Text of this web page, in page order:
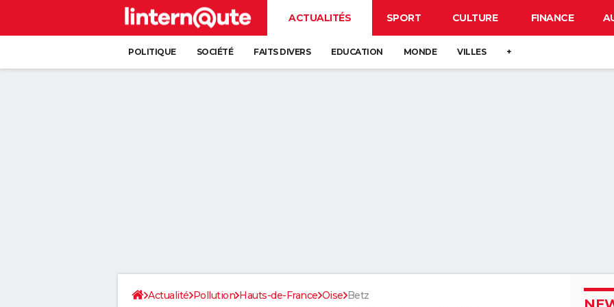
ACTUALITÉS SPORT CULTURE FINANCE
POLITIQUE SOCIÉTÉ FAITS DIVERS EDUCATION MONDE VILLES +
Actualité Pollution Hauts-de-France Oise Betz